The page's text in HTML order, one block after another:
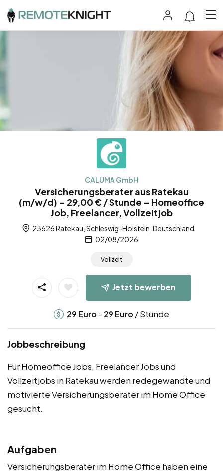
CALUMA GmbH
Versicherungsberater aus Ratekau
(m/w/d) – 29,00 € / Stunde – Homeoffice
Job, Freelancer, Vollzeitjob
23626 Ratekau, Schleswig-Holstein, Deutschland
02/08/2026
Vollzeit
Jetzt bewerben
29 Euro - 29 Euro / Stunde
Jobbeschreibung
Für Homeoffice Jobs, Freelancer Jobs und
Vollzeitjobs in Ratekau werden redegewandte und
motivierte Versicherungsberater im Home Office
gesucht.
Aufgaben
Versicherungsberater im Home Office haben eine